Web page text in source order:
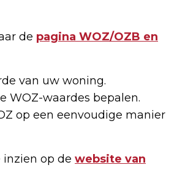
de pagina WOZ/OZB en
van uw woning.
WOZ-waardes bepalen.
op een eenvoudige manier
inzien op de website van